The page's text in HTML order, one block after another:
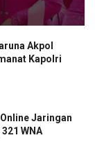
Akpol
Kapolri
Jaringan
WNA